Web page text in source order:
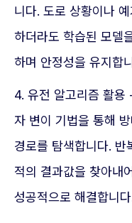
니다. 도로 상황이나
하더라도 학습된 모델
하며 안정성을 유지합
4. 유전 알고리즘 활용
자 변이 기법을 통해
경로를 탐색합니다. 반
적의 결과값을 찾아내
성공적으로 해결합니